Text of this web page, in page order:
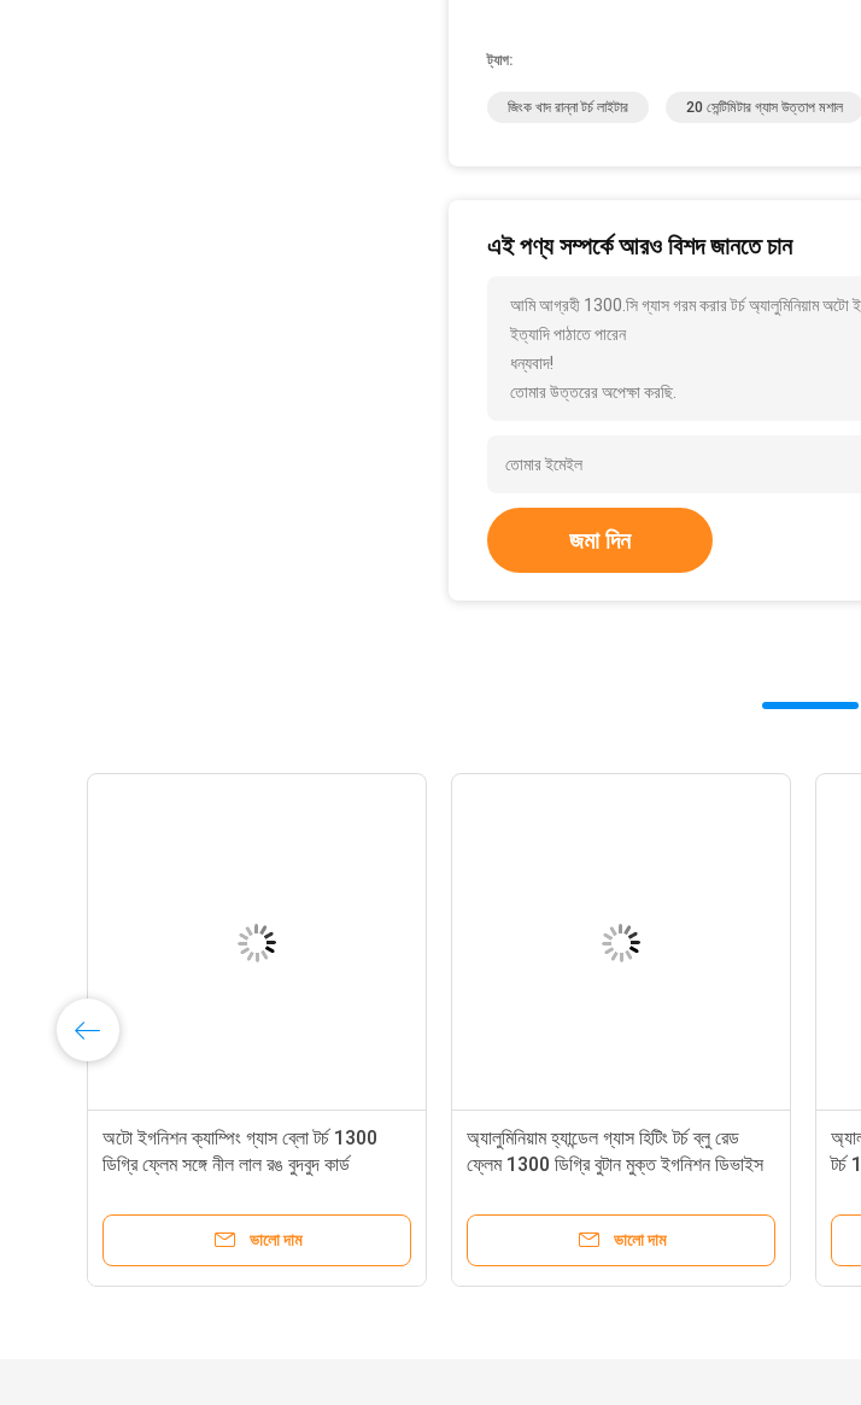
ট্যাগ:
জিংক খাদ রান্না টর্চ লাইটার 20 সেন্টিমিটার গ্যাস উত্তাপ মশাল
এই পণ্য সম্পর্কে আরও বিশদ জানতে চান
আমি আগ্রহী 1300.সি গ্যাস গরম করার টর্চ অ্যালুমিনিয়াম অটো
ইত্যাদি পাঠাতে পারেন
ধন্যবাদ!
তোমার উত্তরের অপেক্ষা করছি.
জমা দিন
অটো ইগনিশন ক্যাম্পিং গ্যাস ব্লো টর্চ 1300
ডিগ্রি ফ্লেম সঙ্গে নীল লাল রঙ বুদবুদ কার্ড
ভালো দাম
অ্যালুমিনিয়াম হ্যান্ডেল গ্যাস হিটিং টর্চ ব্লু রেড
ফ্লেম 1300 ডিগ্রি বুটান মুক্ত ইগনিশন ডিভাইস
ভালো দাম
টর্চ